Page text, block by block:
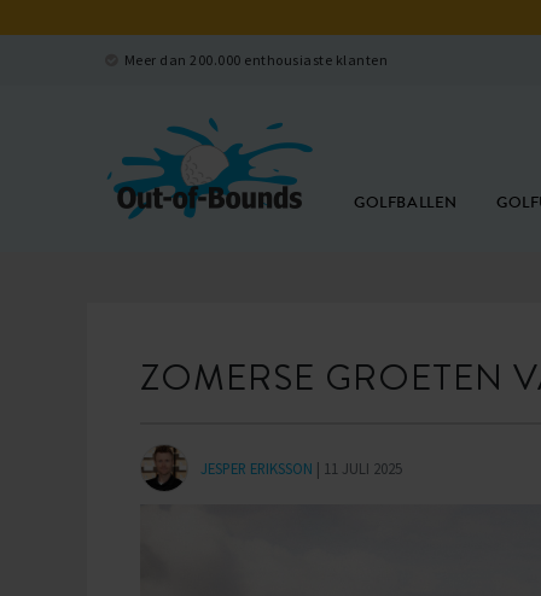
Meer dan 200.000 enthousiaste klanten
GOLFBALLEN
ZOMERSE GROETEN
JESPER ERIKSSON | 11 JULI 2025